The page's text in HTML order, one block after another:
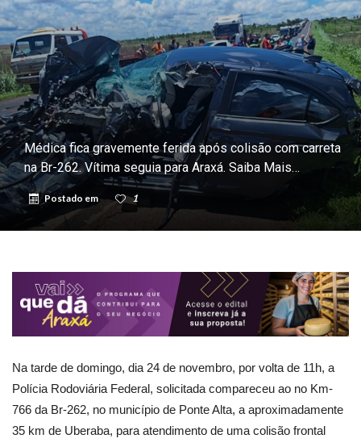
Médica fica gravemente ferida após colisão com carreta
na Br-262. Vítima seguia para Araxá. Saiba Mais…
Postado em 1
Na tarde de domingo, dia 24 de novembro, por volta de 11h, a
Polícia Rodoviária Federal, solicitada compareceu ao no Km-
766 da Br-262, no município de Ponte Alta, a aproximadamente
35 km de Uberaba, para atendimento de uma colisão frontal